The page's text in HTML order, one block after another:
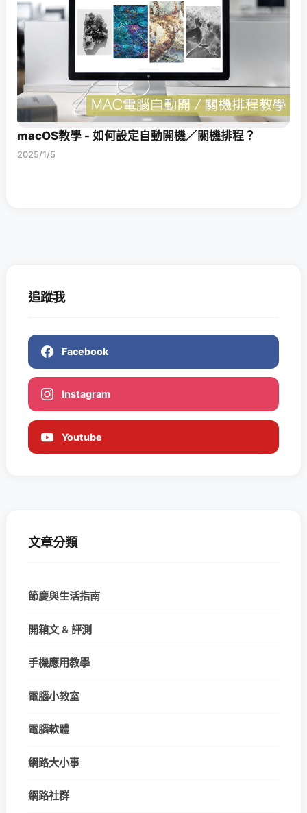
macOS教學 - 如何設定自動開機／關機排程？
2025/1/5
追蹤我
Facebook
Instagram
Youtube
文章分類
節慶與生活指南
開箱文 & 評測
手機應用教學
電腦小教室
電腦軟體
網路大小事
網路社群